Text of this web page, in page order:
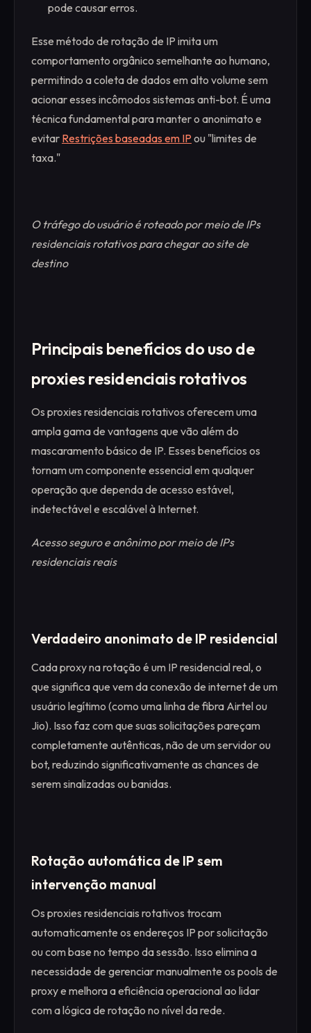
pode causar erros.
Esse método de rotação de IP imita um
comportamento orgânico semelhante ao humano,
permitindo a coleta de dados em alto volume sem
acionar esses incômodos sistemas anti-bot. É uma
técnica fundamental para manter o anonimato e
evitar Restrições baseadas em IP ou "limites de
taxa."
O tráfego do usuário é roteado por meio de IPs
residenciais rotativos para chegar ao site de
destino
Principais benefícios do uso de
proxies residenciais rotativos
Os proxies residenciais rotativos oferecem uma
ampla gama de vantagens que vão além do
mascaramento básico de IP. Esses benefícios os
tornam um componente essencial em qualquer
operação que dependa de acesso estável,
indetectável e escalável à Internet.
Acesso seguro e anônimo por meio de IPs
residenciais reais
Verdadeiro anonimato de IP residencial
Cada proxy na rotação é um IP residencial real, o
que significa que vem da conexão de internet de um
usuário legítimo (como uma linha de fibra Airtel ou
Jio). Isso faz com que suas solicitações pareçam
completamente autênticas, não de um servidor ou
bot, reduzindo significativamente as chances de
serem sinalizadas ou banidas.
Rotação automática de IP sem
intervenção manual
Os proxies residenciais rotativos trocam
automaticamente os endereços IP por solicitação
ou com base no tempo da sessão. Isso elimina a
necessidade de gerenciar manualmente os pools de
proxy e melhora a eficiência operacional ao lidar
com a lógica de rotação no nível da rede.